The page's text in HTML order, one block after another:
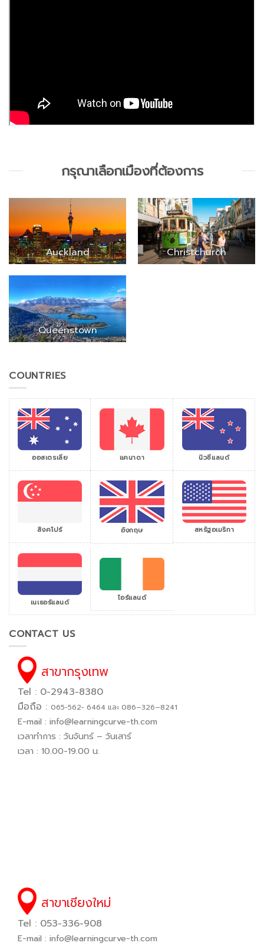
กรุณาเลือกเมืองที่ต้องการ
Auckland Christchurch
Queenstown
COUNTRIES
ออสเตรเลีย แคนาดา นิวซีแลนด์
สิงคโปร์ อังกฤษ สหรัฐอเมริกา
เนเธอร์แลนด์ ไอร์แลนด์
CONTACT US
สาขากรุงเทพ
Tel : 0-2943-8380
มือถือ : 065−562− 6464 และ 086–326–8241
E-mail : info@learningcurve-th.com
เวลาทำการ : วันจันทร์ – วันเสาร์
เวลา : 10.00-19.00 น.
สาขาเชียงใหม่
Tel : 053-336-908
E-mail : info@learningcurve-th.com